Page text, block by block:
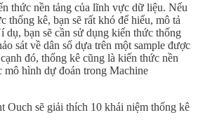
thức nền tảng của lĩnh vực dữ liệu. Nếu
thống kê, bạn sẽ rất khó để hiểu, mô tả
bạn sẽ cần sử dụng kiến thức thống
sát về dân số dựa trên một sample được
đó, thống kê cũng là kiến thức nền
mô hình dự đoán trong Machine
Ouch sẽ giải thích 10 khái niệm thống kê